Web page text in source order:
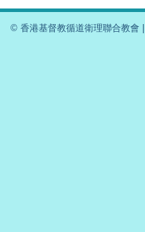
© 香港基督教循道衛理聯合教會 |